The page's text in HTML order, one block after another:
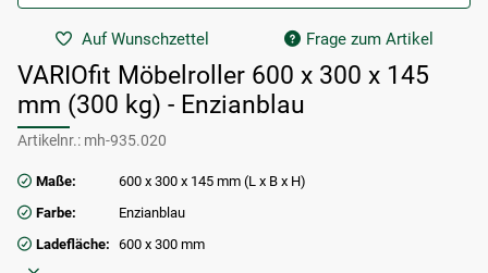
Auf Wunschzettel Frage zum Artikel
VARIOfit Möbelroller 600 x 300 x 145
mm (300 kg) - Enzianblau
Artikelnr.: mh-935.020
Maße:
600 x 300 x 145 mm (L x B x H)
Farbe:
Enzianblau
Ladefläche: 600 x 300 mm